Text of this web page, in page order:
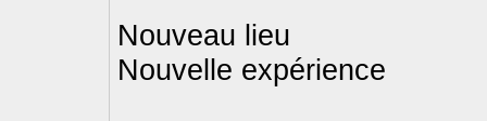
Nouveau lieu
Nouvelle expérience